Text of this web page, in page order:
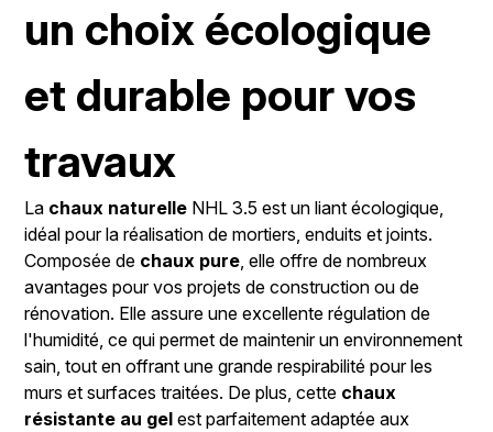
un choix écologique
et durable pour vos
travaux
La chaux naturelle NHL 3.5 est un liant écologique,
idéal pour la réalisation de mortiers, enduits et joints.
Composée de chaux pure , elle offre de nombreux
avantages pour vos projets de construction ou de
rénovation. Elle assure une excellente régulation de
l'humidité, ce qui permet de maintenir un environnement
sain, tout en offrant une grande respirabilité pour les
murs et surfaces traitées. De plus, cette chaux
résistante au gel est parfaitement adaptée aux